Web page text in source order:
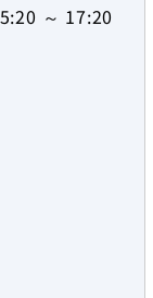
～ 17:20